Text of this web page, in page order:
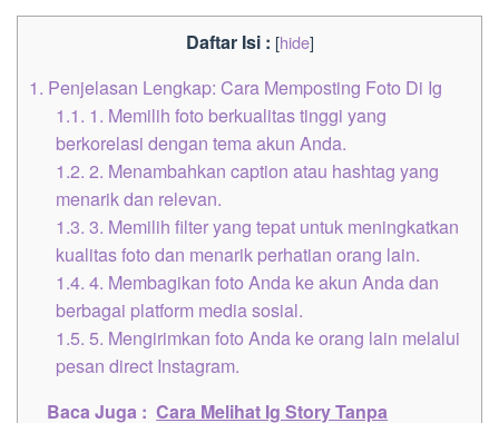
Daftar Isi : [hide]
1. Penjelasan Lengkap: Cara Memposting Foto Di Ig
1.1. 1. Memilih foto berkualitas tinggi yang
berkorelasi dengan tema akun Anda.
1.2. 2. Menambahkan caption atau hashtag yang
menarik dan relevan.
1.3. 3. Memilih filter yang tepat untuk meningkatkan
kualitas foto dan menarik perhatian orang lain.
1.4. 4. Membagikan foto Anda ke akun Anda dan
berbagai platform media sosial.
1.5. 5. Mengirimkan foto Anda ke orang lain melalui
pesan direct Instagram.
Baca Juga : Cara Melihat Ig Story Tanpa